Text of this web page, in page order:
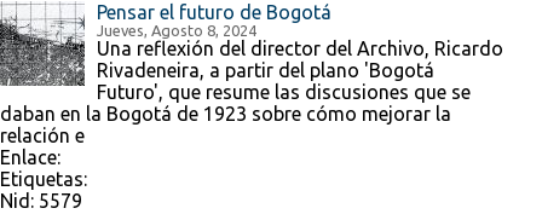
Pensar el futuro de Bogotá
Jueves, Agosto 8, 2024
Una reflexión del director del Archivo, Ricardo
Rivadeneira, a partir del plano 'Bogotá
Futuro', que resume las discusiones que se
daban en la Bogotá de 1923 sobre cómo mejorar la
relación e
Enlace:
Etiquetas:
Nid: 5579